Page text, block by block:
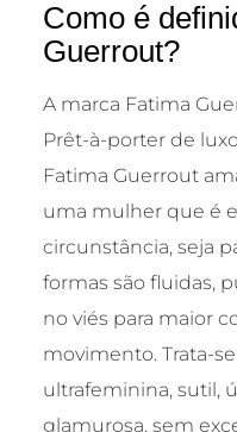
Como é
Guerrout?
A marca Fatima
Prêt-à-porter de
Fatima Guerrout
uma mulher que é
circunstância, seja
formas são fluidas,
no viés para maior
movimento. Trata-
ultrafeminina, sutil,
glamurosa, sem